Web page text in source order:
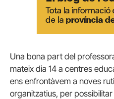
Una bona part del
mateix dia 14 a centres
ens enfrontàvem a noves
organitzatius, per